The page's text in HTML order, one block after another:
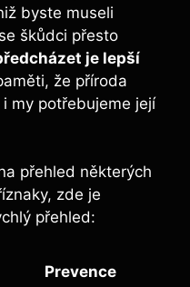
byste museli
škůdci přesto
je lepší
že příroda
my potřebujeme její
přehled některých
zde je
přehled:
Prevence